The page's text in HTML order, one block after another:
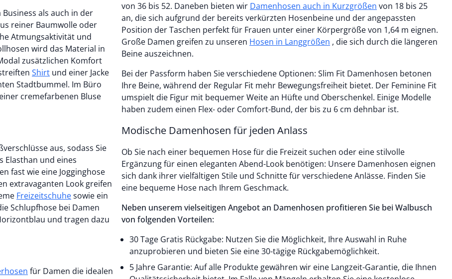
als auch in der
reiner Baumwolle oder
Atmungsaktivität und
wird das Material in
zusätzlichen Komfort
Shirt
Stadtbummel. Im Büro
aus, sodass Sie
Elasthan und eines
fast wie eine Jogginghose
extravaganten Look greifen
Freizeitschuhe
Schlupfhose bei Damen
und tragen dazu
von 36 bis 52. Daneben bieten wir Damenhosen auch in Kurzgrößen
an, die sich aufgrund der bereits verkürzten Hosenbeine und der angepassten
Position der Taschen perfekt für Frauen unter einer Körpergröße von 1,64 m eignen.
Große Damen greifen zu unseren Hosen in Langgrößen , die sich durch die längeren
Beine auszeichnen.
Bei der Passform haben Sie verschiedene Optionen: Slim Fit Damenhosen betonen
Ihre Beine, während der Regular Fit mehr Bewegungsfreiheit bietet. Der Feminine Fit
umspielt die Figur mit bequemer Weite an Hüfte und Oberschenkel. Einige Modelle
haben zudem einen Flex- oder Comfort-Bund, der bis zu 6 cm dehnbar ist.
Modische Damenhosen für jeden Anlass
Ob Sie nach einer bequemen Hose für die Freizeit suchen oder eine stilvolle
Ergänzung für einen eleganten Abend-Look benötigen: Unsere Damenhosen eignen
sich dank ihrer vielfältigen Stile und Schnitte für verschiedene Anlässe. Finden Sie
eine bequeme Hose nach Ihrem Geschmack.
Neben unserem vielseitigen Angebot an Damenhosen profitieren Sie bei Walbusch
von folgenden Vorteilen:
30 Tage Gratis Rückgabe: Nutzen Sie die Möglichkeit, Ihre Auswahl in Ruhe
anzuprobieren und bieten Sie eine 30-tägige Rückgabemöglichkeit.
5 Jahre Garantie: Auf alle Produkte gewähren wir eine Langzeit-Garantie, die Ihnen